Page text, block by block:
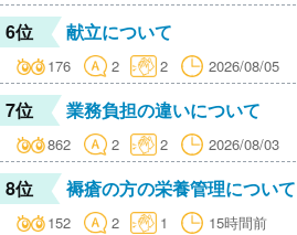
6位 献立について
176 2 2 2026/08/05
7位 業務負担の違いについて
862 2 2 2026/08/03
8位 褥瘡の方の栄養管理について
152 2 1 15時間前